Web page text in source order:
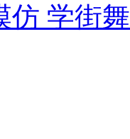
仿 学街